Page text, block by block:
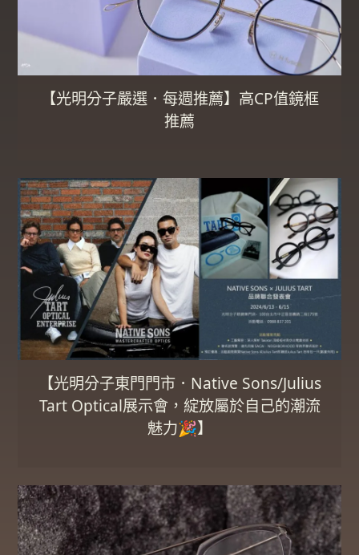
【光明分子嚴選．每週推薦】高CP值鏡框
推薦
【光明分子東門門市．Native Sons/Julius
Tart Optical展示會，綻放屬於自己的潮流
魅力🎉】